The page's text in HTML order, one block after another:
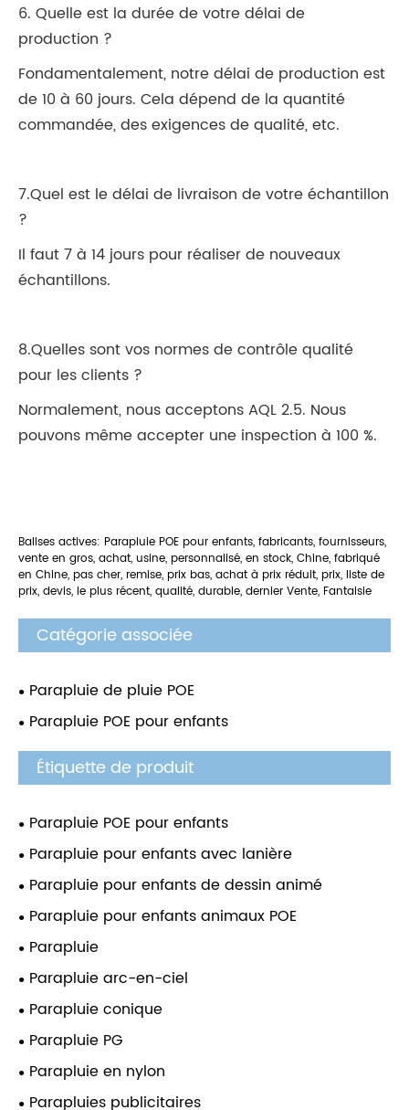
6. Quelle est la durée de votre délai de
production ?
Fondamentalement, notre délai de production est
de 10 à 60 jours. Cela dépend de la quantité
commandée, des exigences de qualité, etc.
7.Quel est le délai de livraison de votre échantillon
?
Il faut 7 à 14 jours pour réaliser de nouveaux
échantillons.
8.Quelles sont vos normes de contrôle qualité
pour les clients ?
Normalement, nous acceptons AQL 2.5. Nous
pouvons même accepter une inspection à 100 %.
Balises actives: Parapluie POE pour enfants, fabricants, fournisseurs,
vente en gros, achat, usine, personnalisé, en stock, Chine, fabriqué
en Chine, pas cher, remise, prix bas, achat à prix réduit, prix, liste de
prix, devis, le plus récent, qualité, durable, dernier Vente, Fantaisie
Catégorie associée
Parapluie de pluie POE
Parapluie POE pour enfants
Étiquette de produit
Parapluie POE pour enfants
Parapluie pour enfants avec lanière
Parapluie pour enfants de dessin animé
Parapluie pour enfants animaux POE
Parapluie
Parapluie arc-en-ciel
Parapluie conique
Parapluie PG
Parapluie en nylon
Parapluies publicitaires